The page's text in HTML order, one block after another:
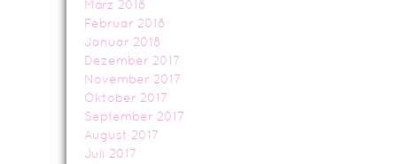
März 2018
Februar 2018
Januar 2018
Dezember 2017
November 2017
Oktober 2017
September 2017
August 2017
Juli 2017